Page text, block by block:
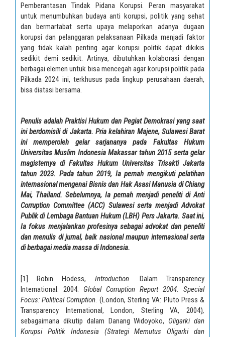
Pemberantasan Tindak Pidana Korupsi. Peran masyarakat
untuk menumbuhkan budaya anti korupsi, politik yang sehat
dan bermartabat serta upaya melaporkan adanya dugaan
korupsi dan pelanggaran pelaksanaan Pilkada menjadi faktor
yang tidak kalah penting agar korupsi politik dapat dikikis
sedikit demi sedikit. Artinya, dibutuhkan kolaborasi dengan
berbagai elemen untuk bisa mencegah agar korupsi politik pada
Pilkada 2024 ini, terkhusus pada lingkup perusahaan daerah,
bisa diatasi bersama.
Penulis adalah Praktisi Hukum dan Pegiat Demokrasi yang saat
ini berdomisili di Jakarta. Pria kelahiran Majene, Sulawesi Barat
ini memperoleh gelar sarjananya pada Fakultas Hukum
Universitas Muslim Indonesia Makassar tahun 2015 serta gelar
magisternya di Fakultas Hukum Universitas Trisakti Jakarta
tahun 2023. Pada tahun 2019, Ia pernah mengikuti pelatihan
internasional mengenai Bisnis dan Hak Asasi Manusia di Chiang
Mai, Thailand. Sebelumnya, Ia pernah menjadi peneliti di Anti
Corruption Committee (ACC) Sulawesi serta menjadi Advokat
Publik di Lembaga Bantuan Hukum (LBH) Pers Jakarta. Saat ini,
Ia fokus menjalankan profesinya sebagai advokat dan peneliti
dan menulis di jurnal, baik nasional maupun internasional serta
di berbagai media massa di Indonesia.
[1] Robin Hodess, Introduction. Dalam Transparency
International. 2004. Global Corruption Report 2004. Special
Focus: Political Corruption. (London, Sterling VA: Pluto Press &
Transparency International, London, Sterling VA, 2004),
sebagaimana dikutip dalam Danang Widoyoko, Oligarki dan
Korupsi Politik Indonesia (Strategi Memutus Oligarki dan